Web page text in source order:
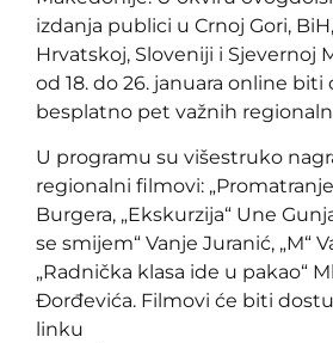
izdanja publici u Crnoj Gori,
Hrvatskoj, Sloveniji i Sjevernoj
od 18. do 26. januara online
besplatno pet važnih
U programu su višestruko
regionalni filmovi:
Burgera, „Ekskurzija“ Une
se smijem“ Vanje Juranić, „M“
„Radnička klasa ide u pakao“
Đorđevića. Filmovi će biti
linku